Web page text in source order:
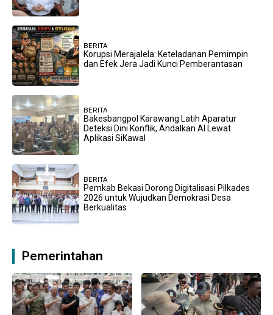
BERITA
Korupsi Merajalela: Keteladanan Pemimpin
dan Efek Jera Jadi Kunci Pemberantasan
BERITA
Bakesbangpol Karawang Latih Aparatur
Deteksi Dini Konflik, Andalkan AI Lewat
Aplikasi SiKawal
BERITA
Pemkab Bekasi Dorong Digitalisasi Pilkades
2026 untuk Wujudkan Demokrasi Desa
Berkualitas
Pemerintahan